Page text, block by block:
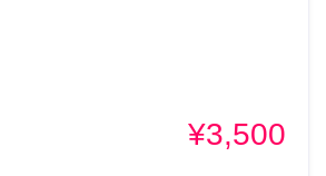
¥3,500